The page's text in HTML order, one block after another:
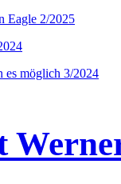
Eagle 2/2025
es möglich 3/2024